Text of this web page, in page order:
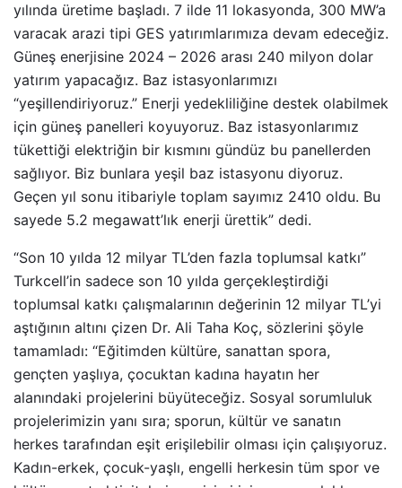
yılında üretime başladı. 7 ilde 11 lokasyonda, 300 MW’a
varacak arazi tipi GES yatırımlarımıza devam edeceğiz.
Güneş enerjisine 2024 – 2026 arası 240 milyon dolar
yatırım yapacağız. Baz istasyonlarımızı
“yeşillendiriyoruz.” Enerji yedekliliğine destek olabilmek
için güneş panelleri koyuyoruz. Baz istasyonlarımız
tükettiği elektriğin bir kısmını gündüz bu panellerden
sağlıyor. Biz bunlara yeşil baz istasyonu diyoruz.
Geçen yıl sonu itibariyle toplam sayımız 2410 oldu. Bu
sayede 5.2 megawatt’lık enerji ürettik” dedi.
“Son 10 yılda 12 milyar TL’den fazla toplumsal katkı”
Turkcell’in sadece son 10 yılda gerçekleştirdiği
toplumsal katkı çalışmalarının değerinin 12 milyar TL’yi
aştığının altını çizen Dr. Ali Taha Koç, sözlerini şöyle
tamamladı: “Eğitimden kültüre, sanattan spora,
gençten yaşlıya, çocuktan kadına hayatın her
alanındaki projelerini büyüteceğiz. Sosyal sorumluluk
projelerimizin yanı sıra; sporun, kültür ve sanatın
herkes tarafından eşit erişilebilir olması için çalışıyoruz.
Kadın-erkek, çocuk-yaşlı, engelli herkesin tüm spor ve